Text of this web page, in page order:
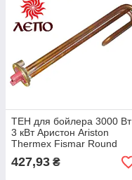
ТЕН для бойлера 3000 Вт
3 кВт Аристон Ariston
Thermex Fismar Round
Liko Classic Alpari Реал
DeLuxe та ін.
427,93 ₴